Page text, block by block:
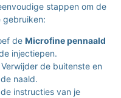
stappen om de
gebruiken:
de Microfine pennaald
injectiepen.
Verwijder de buitenste en
naald.
instructies van je